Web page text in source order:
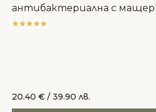
aнтибактериална с
20.40 € / 39.90 лв.